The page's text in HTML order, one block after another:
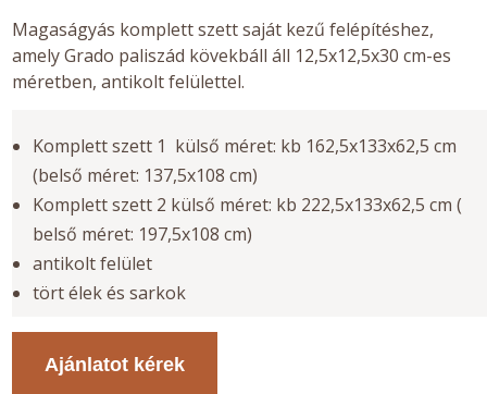
Magaságyás komplett szett saját kezű felépítéshez,
amely Grado paliszád kövekbáll áll 12,5x12,5x30 cm-es
méretben, antikolt felülettel.
Komplett szett 1 külső méret: kb 162,5x133x62,5 cm
(belső méret: 137,5x108 cm)
Komplett szett 2 külső méret: kb 222,5x133x62,5 cm (
belső méret: 197,5x108 cm)
antikolt felület
tört élek és sarkok
Ajánlatot kérek